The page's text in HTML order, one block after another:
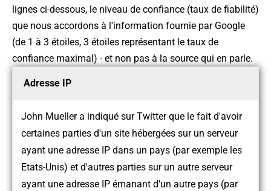
lignes ci-dessous, le niveau de confiance (taux de fiabilité)
que nous accordons à l'information fournie par Google
(de 1 à 3 étoiles, 3 étoiles représentant le taux de
confiance maximal) - et non pas à la source qui en parle.
Adresse IP
John Mueller a indiqué sur Twitter que le fait d'avoir
certaines parties d'un site hébergées sur un serveur
ayant une adresse IP dans un pays (par exemple les
Etats-Unis) et d'autres parties sur un autre serveur
ayant une adresse IP émanant d'un autre pays (par